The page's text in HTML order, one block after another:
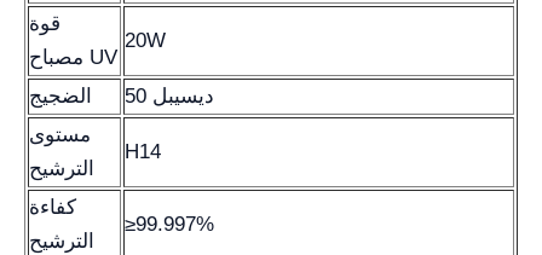
قوة
مصباح UV
20W
الضجيج
50 ديسيبل
مستوى
الترشيح
H14
كفاءة
الترشيح
≥99.997%